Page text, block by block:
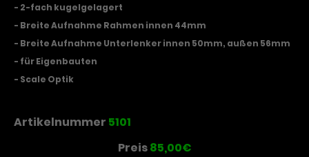
- 2-fach kugelgelagert
- Breite Aufnahme Rahmen innen 44mm
- Breite Aufnahme Unterlenker innen 50mm, außen 56mm
- für Eigenbauten
- Scale Optik
Artikelnummer 5101
Preis85,00€